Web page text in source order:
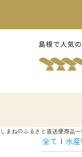
しまねのふるさと直送便商品
全て | 水